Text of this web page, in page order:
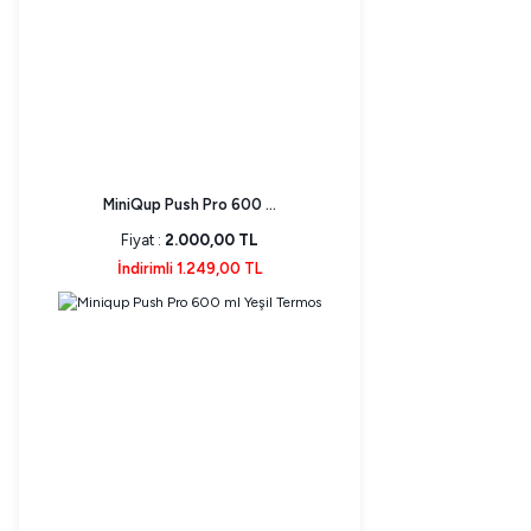
MiniQup Push Pro 600 ...
Fiyat : 2.000,00 TL
İndirimli 1.249,00 TL